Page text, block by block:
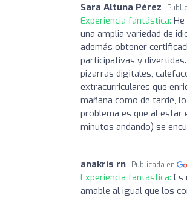
Sara Altuna Pérez
Experiencia fantástica:
una amplia variedad de
además obtener
participativas y
pizarras digitales,
extracurriculares que
mañana como de tarde,
problema es que al estar
minutos andando) se
anakris rn Publicada en
Experiencia fantástica: Es
amable al igual que los